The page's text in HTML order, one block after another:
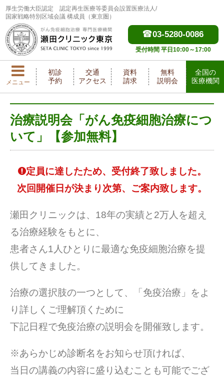
厚生労働大臣認定
認定再生医療等委員会設置医療法人/
国家戦略特別区域会議 構成員（東京圏）
03-5280-0086
受付時間 平日10:00～17:00
メニュー
初診
予約
交通
アクセス
資料
請求
無料
説明会
全国の
医療機関
治療説明会「がん免疫細胞治療につ
いて」【参加無料】
定員に達したため、受付終了致しました。
次回開催日が決まり次第、ご案内致します。
瀬田クリニックは、18年の実績と2万人を超え
る治療経験をもとに、
患者さん1人ひとりに最適な免疫細胞治療を提
供してきました。
治療の選択肢の一つとして、「免疫治療」をよ
り詳しくご理解頂くために
下記日程で免疫治療の説明会を開催致します。
※あらかじめ診断名をお知らせ頂ければ、
当日の講義の内容に盛り込むことも可能でござ